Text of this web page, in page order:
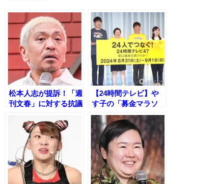
松本人志が提訴！「週
刊文春」に対する抗議
【24時間テレビ】や
す子の「募金マラソ
ン」、犠牲者のリスク
を批判する声が続出！